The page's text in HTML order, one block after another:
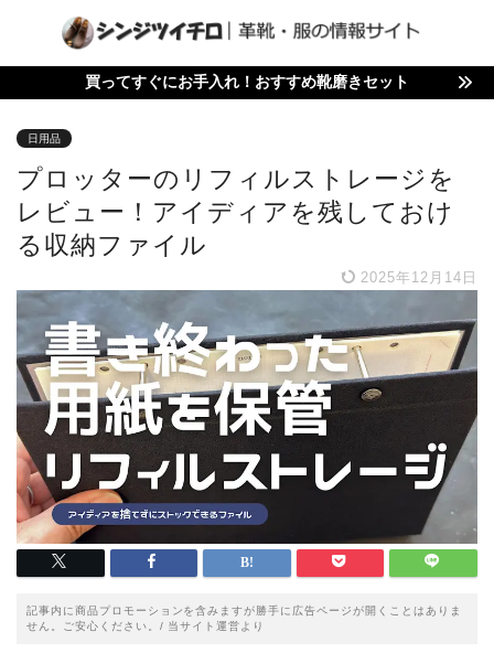
買ってすぐにお手入れ！おすすめ靴磨きセット
日用品
プロッターのリフィルストレージを
レビュー！アイディアを残しておけ
る収納ファイル
2025年12月14日
記事内に商品プロモーションを含みますが勝手に広告ページが開くことはありま
せん。ご安心ください。/ 当サイト運営より